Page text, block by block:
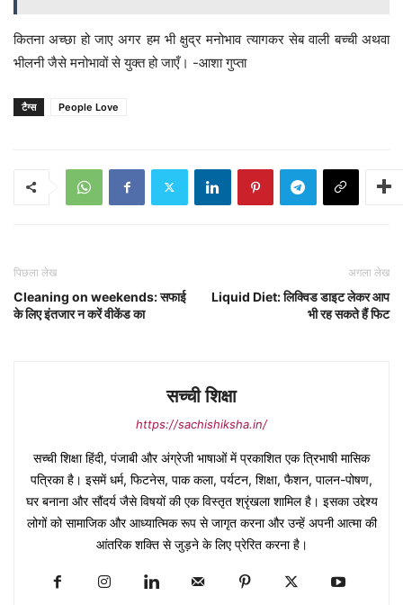
कितना अच्छा हो जाए अगर हम भी क्षुद्र मनोभाव त्यागकर सेब वाली बच्ची अथवा
भीलनी जैसे मनोभावों से युक्त हो जाएँ। -आशा गुप्ता
टैग्स People Love
पिछला लेख
Cleaning on weekends: सफाई
के लिए इंतजार न करें वीकेंड का
अगला लेख
Liquid Diet: लिक्विड डाइट लेकर आप
भी रह सकते हैं फिट
सच्ची शिक्षा
https://sachishiksha.in/
सच्ची शिक्षा हिंदी, पंजाबी और अंग्रेजी भाषाओं में प्रकाशित एक त्रिभाषी मासिक
पत्रिका है। इसमें धर्म, फिटनेस, पाक कला, पर्यटन, शिक्षा, फैशन, पालन-पोषण,
घर बनाना और सौंदर्य जैसे विषयों की एक विस्तृत श्रृंखला शामिल है। इसका उद्देश्य
लोगों को सामाजिक और आध्यात्मिक रूप से जागृत करना और उन्हें अपनी आत्मा की
आंतरिक शक्ति से जुड़ने के लिए प्रेरित करना है।